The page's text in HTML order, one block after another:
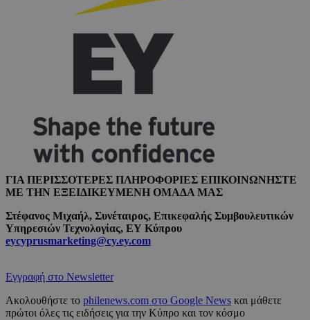
ΓΙΑ ΠΕΡΙΣΣΟΤΕΡΕΣ ΠΛΗΡΟΦΟΡΙΕΣ ΕΠΙΚΟΙΝΩΝΗΣΤΕ
ΜΕ ΤΗΝ ΕΞΕΙΔΙΚΕΥΜΕΝΗ ΟΜΑΔΑ ΜΑΣ
Στέφανος Μιχαήλ, Συνέταιρος, Επικεφαλής Συμβουλευτικών
Υπηρεσιών Τεχνολογίας, ΕΥ Κύπρου
eycyprusmarketing@cy.ey.com
Εγγραφή στο Newsletter
Ακολουθήστε το philenews.com στο Google News και μάθετε
πρώτοι όλες τις ειδήσεις για την Κύπρο και τον κόσμο